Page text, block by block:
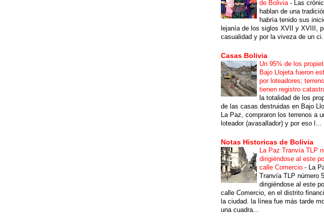
de Bolivia - Las
hablan de una
habría tenido sus
lejanía de los siglos XVII y XVIII,
casualidad y por la viveza de un
Casas Bolivia
Un 95% de los
Bajo Llojeta fueron
por loteadores;
tienen registro
la totalidad de los
de las casas destruidas en Bajo
La Paz, compraron los terrenos a
loteador (avasallador) y por eso l...
Notas Historicas de Bolivia
La Paz Tranvía TLP
dirigiéndose al este
calle Comercio - La
Tranvía TLP número 5
dirigiéndose al este
calle Comercio, en el distrito
la ciudad. la línea fue más tarde
una cuadra...